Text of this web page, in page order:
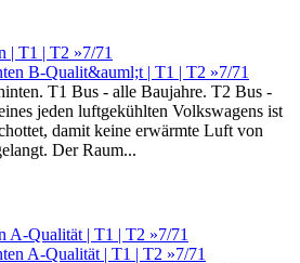
| T1 | T2 »7/71
T1 Bus - alle Baujahre. T2 Bus -
jeden luftgekühlten Volkswagens ist
damit keine erwärmte Luft von
Der Raum...
A-Qualität | T1 | T2 »7/71